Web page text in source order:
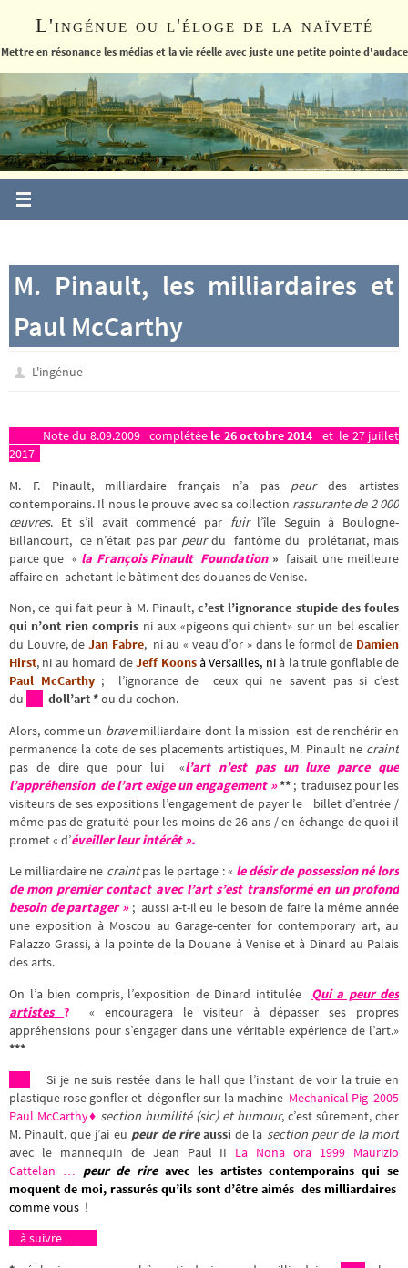
le
L'ingénue ou l'éloge de la naïveté
Mettre en résonance les médias et la vie réelle avec juste une petite pointe d'audace
M. Pinault, les milliardaires et
Paul McCarthy
L'ingénue
Note du 8.09.2009 complétéele 26 octobre 2014
et le 27 juillet
2017
M. F. Pinault, milliardaire français n’a pas peurdes artistes
contemporains. Il nous le prouve avec sa collection rassurante de 2 000
œuvres. Et s’il avait commencé par fuirl’île Seguin à Boulogne-
Billancourt, ce n’était pas par peurdu fantôme du prolétariat, mais
parce que « la François Pinault Foundation» faisait une meilleure
affaire en achetant le bâtiment des douanes de Venise.
Non, ce qui fait peur à M. Pinault, c’est l’ignorance stupide des foules
qui n’ont rien compris ni aux «pigeons qui chient» sur un bel escalier
du Louvre, de Jan Fabre, ni au « veau d’or » dans le formol de Damien
Hirst, ni au homard deJeff Koonsà Versailles, nià la truie gonflable de
Paul McCarthy ; l’ignorance de ceux qui ne savent pas si c’est
du
doll’art *ou du cochon.
Alors, comme un bravemilliardaire dont la mission est de renchérir en
permanence la cote de ses placements artistiques, M. Pinault ne craint
pas de dire que pour lui «l’art n’est pas un luxe parce que
l’appréhension de l’art exige un engagement »**; traduisez pour les
visiteurs de ses expositions l’engagement de payer le billet d’entrée /
même pas de gratuité pour les moins de 26 ans / en échange de quoi il
promet « d’éveiller leur intérêt ».
Le milliardaire ne craintpas le partage : « le désir de possession né lors
de mon premier contact avec l’art s’est transformé en un profond
besoin de partager »; aussi a-t-il eu le besoin de faire la même année
une exposition à Moscou au Garage-center for contemporary art, au
Palazzo Grassi, à la pointe de la Douane à Venise et à Dinard au Palais
des arts.
On l’a bien compris, l’exposition de Dinard intitulée Qui a peur des
artistes
? « encouragera le visiteur à dépasser ses propres
appréhensions pour s’engager dans une véritable expérience de l’art.»
***
Si je ne suis restée dans le hall que l’instant de voir la truie en
plastique rose gonfler et dégonfler sur la machine Mechanical Pig 2005
Paul McCarthy♦ section humilité (sic) et humour, c’est sûrement, cher
M. Pinault, que j’ai eu peur de rireaussi de la section peur de la mort
avec le mannequin de Jean Paul II La Nona ora 1999 Maurizio
Cattelan … peur de rireavec les artistes contemporains qui se
moquent de moi, rassurés qu’ils sont d’être aimés des milliardaires
comme vous !
à suivre …